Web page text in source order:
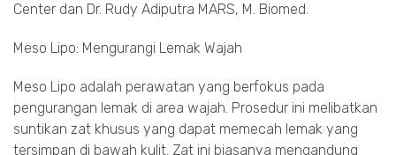
Center dan Dr. Rudy Adiputra MARS, M. Biomed.
Meso Lipo: Mengurangi Lemak Wajah
Meso Lipo adalah perawatan yang berfokus pada
pengurangan lemak di area wajah. Prosedur ini melibatkan
suntikan zat khusus yang dapat memecah lemak yang
tersimpan di bawah kulit. Zat ini biasanya mengandung